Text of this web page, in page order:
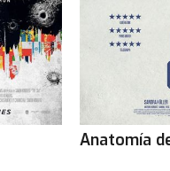
Anatomía